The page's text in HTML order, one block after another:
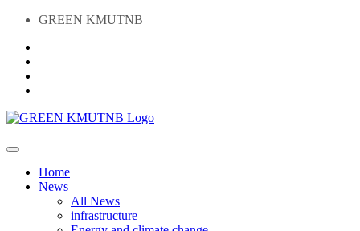
GREEN KMUTNB
Home
News
All News
infrastructure